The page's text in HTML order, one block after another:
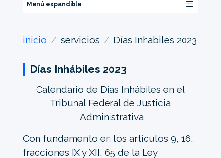
Menú expandible
inicio servicios Días Inhabiles 2023
Días Inhábiles 2023
Calendario de Días Inhábiles en el
Tribunal Federal de Justicia
Administrativa
Con fundamento en los artículos 9, 16,
fracciones IX y XII, 65 de la Ley